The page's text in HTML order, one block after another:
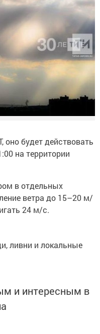
оно будет действовать
на территории
в отдельных
ветра до 15–20 м/
24 м/с.
ливни и локальные
и интересным в